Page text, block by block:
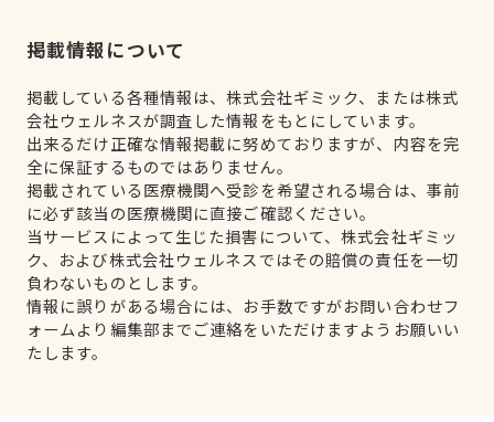
掲載情報について
掲載している各種情報は、株式会社ギミック、または株式
会社ウェルネスが調査した情報をもとにしています。
出来るだけ正確な情報掲載に努めておりますが、内容を完
全に保証するものではありません。
掲載されている医療機関へ受診を希望される場合は、事前
に必ず該当の医療機関に直接ご確認ください。
当サービスによって生じた損害について、株式会社ギミッ
ク、および株式会社ウェルネスではその賠償の責任を一切
負わないものとします。
情報に誤りがある場合には、お手数ですがお問い合わせフ
ォームより編集部までご連絡をいただけますようお願いい
たします。